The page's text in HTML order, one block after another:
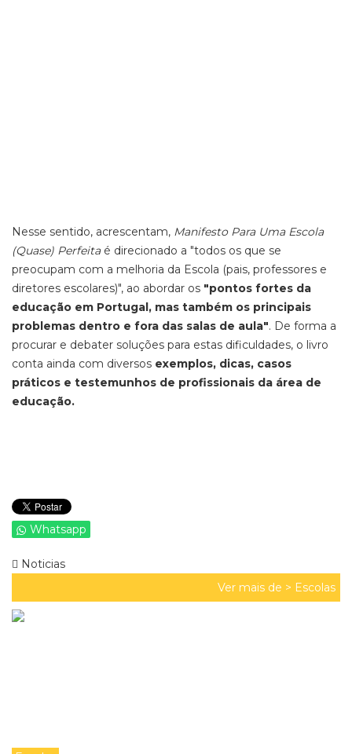
Nesse sentido, acrescentam, Manifesto Para Uma Escola
(Quase) Perfeitaé direcionado a "todos os que se
preocupam com a melhoria da Escola (pais, professores e
diretores escolares)", ao abordar os "pontos fortes da
educação em Portugal, mas também os principais
problemas dentro e fora das salas de aula". De forma a
procurar e debater soluções para estas dificuldades, o livro
conta ainda com diversos exemplos, dicas, casos
práticos e testemunhos de profissionais da área de
educação.
Whatsapp
Noticias
Ver mais de > Escolas